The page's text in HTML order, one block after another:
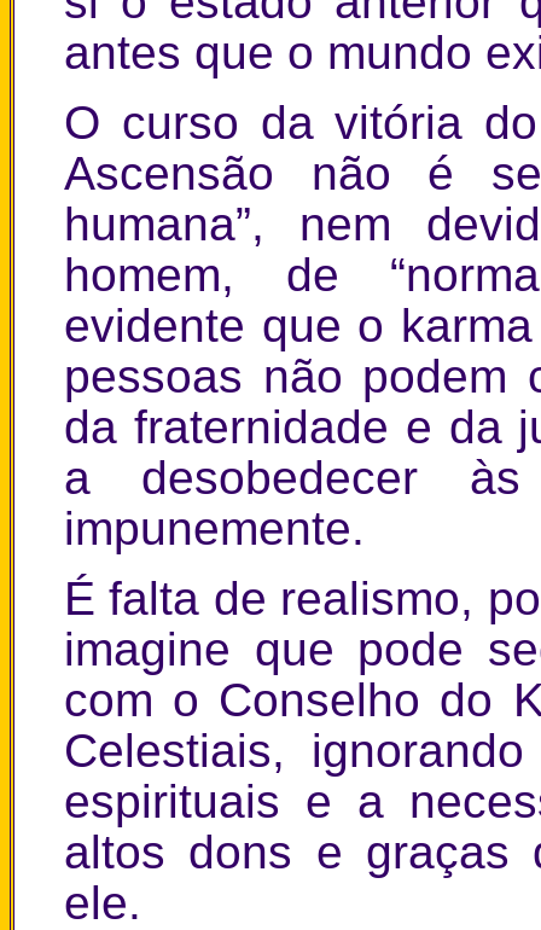
antes que o mundo
O curso da vitória
Ascensão não é
humana”, nem
homem, de
evidente que o
pessoas não podem
da fraternidade e da
a desobedecer
impunemente.
É falta de realismo,
imagine que pode
com o Conselho do
Celestiais,
espirituais e a
altos dons e graças
ele.